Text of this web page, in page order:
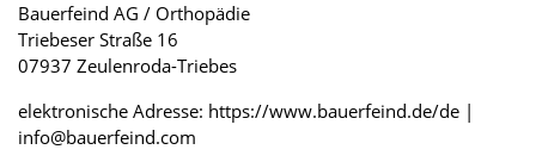
Bauerfeind AG / Orthopädie
Triebeser Straße 16
07937 Zeulenroda-Triebes
elektronische Adresse: https://www.bauerfeind.de/de |
info@bauerfeind.com